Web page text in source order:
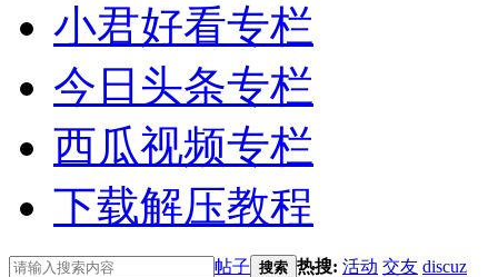
小君好看专栏
今日头条专栏
西瓜视频专栏
下载解压教程
帖子 搜索 热搜: 活动 交友 discuz